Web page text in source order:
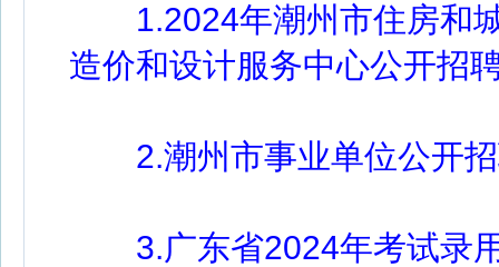
1.2024年潮州市住房和
造价和设计服务中心公开招
2.潮州市事业单位公开
3.广东省2024年考试录